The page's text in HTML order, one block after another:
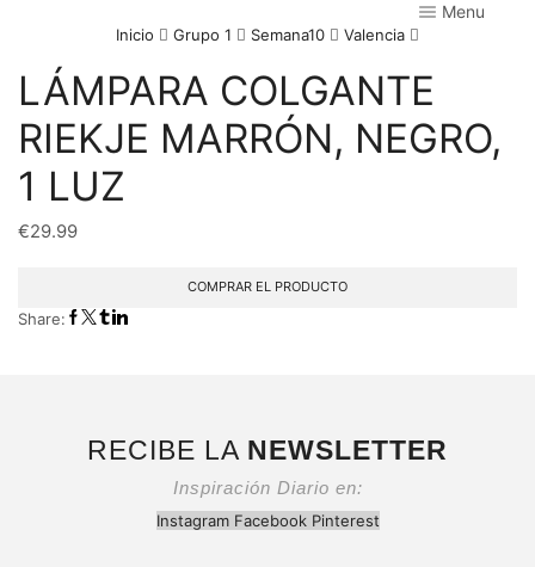
Menu
Inicio Grupo 1 Semana10 Valencia
LÁMPARA COLGANTE
RIEKJE MARRÓN, NEGRO,
1 LUZ
€29.99
COMPRAR EL PRODUCTO
Share:
RECIBE LA NEWSLETTER
Inspiración Diario en:
Instagram Facebook Pinterest